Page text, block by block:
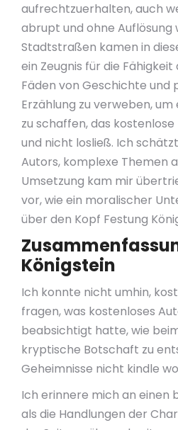
aufrechtzuerhalten, auch
abrupt und ohne Auflösung
Stadtstraßen kamen in
ein Zeugnis für die
Fäden von Geschichte und
Erzählung zu verweben,
zu schaffen, das
und nicht losließ. Ich
Autors, komplexe Themen
Umsetzung kam mir
vor, wie ein moralischer
über den Kopf Festung
Königstein
Ich konnte nicht umhin,
fragen, was kostenloses
beabsichtigt hatte, wie
kryptische Botschaft zu
Geheimnisse nicht kindle
Ich erinnere mich an einen
als die Handlungen der